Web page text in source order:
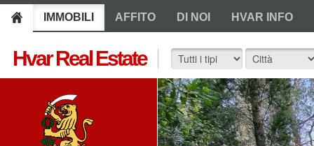
IMMOBILI AFFITO DI NOI HVAR INFO
Hvar Real Estate